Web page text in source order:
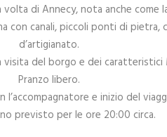
di Annecy, nota anche come
con canali, piccoli ponti di
d’artigianato.
visita del borgo e dei caratteristici
Pranzo libero.
e inizio del
previsto per le ore 20:00 circa.